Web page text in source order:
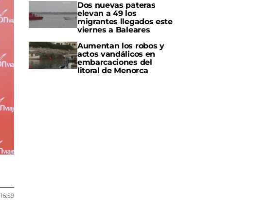
16:59
Dos nuevas pateras
elevan a 49 los
migrantes llegados este
viernes a Baleares
Aumentan los robos y
actos vandálicos en
embarcaciones del
litoral de Menorca